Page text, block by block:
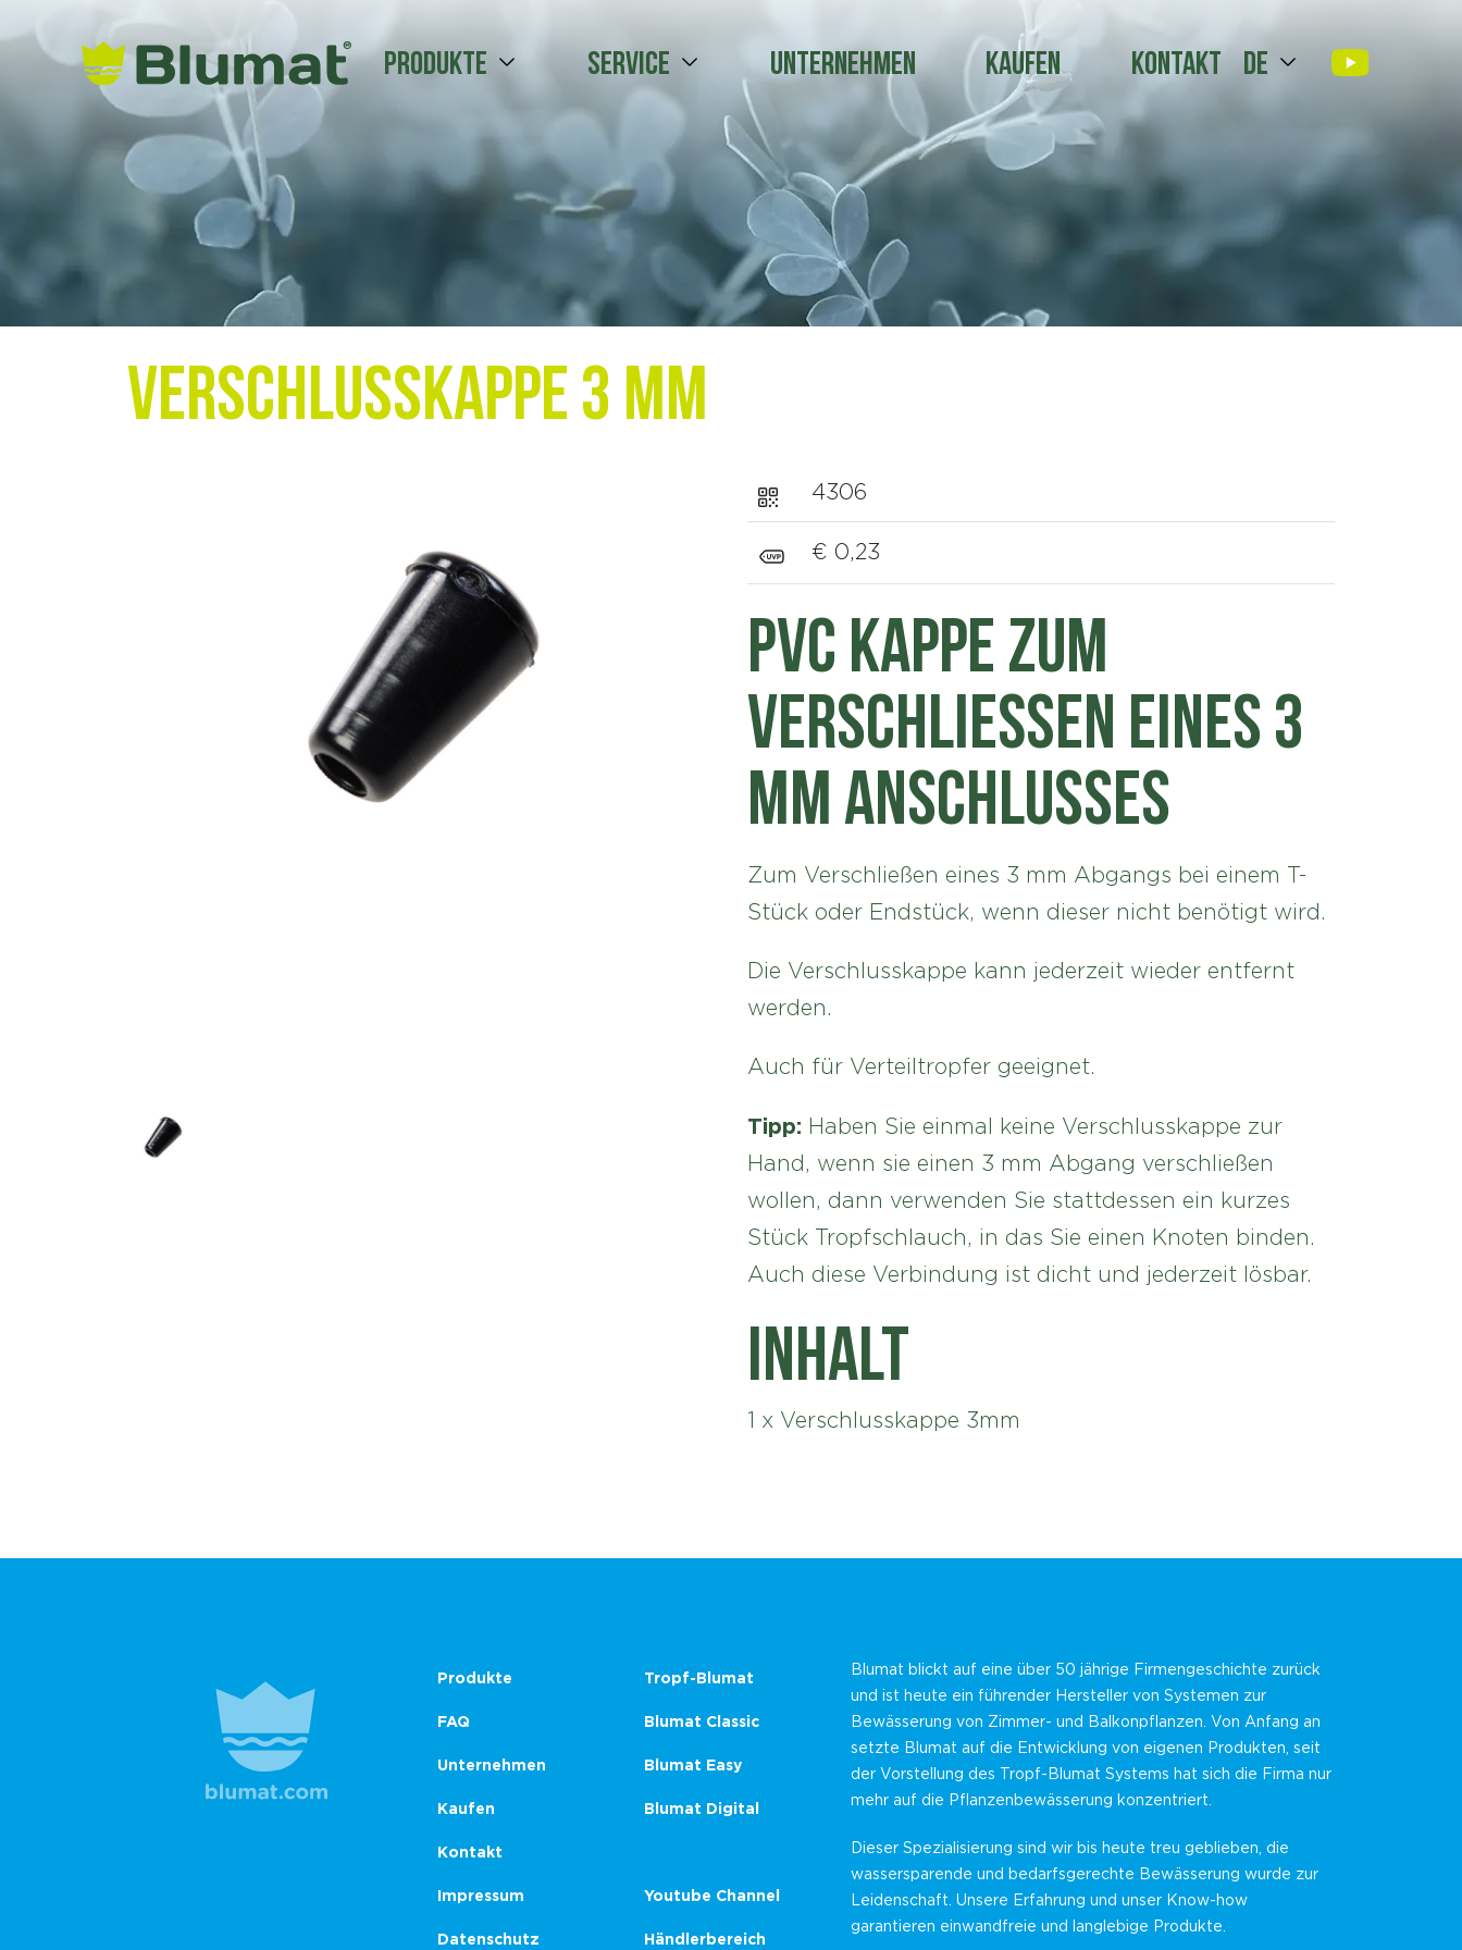
Produkte Service Unternehmen Kaufen Kontakt de
Verschlusskappe 3 mm
4306
€ 0,23
PVC Kappe zum
Verschließen eines 3
mm Anschlusses
Zum Verschließen eines 3 mm Abgangs bei einem T-
Stück oder Endstück, wenn dieser nicht benötigt wird.
Die Verschlusskappe kann jederzeit wieder entfernt
werden.
Auch für Verteiltropfer geeignet.
Tipp: Haben Sie einmal keine Verschlusskappe zur
Hand, wenn sie einen 3 mm Abgang verschließen
wollen, dann verwenden Sie stattdessen ein kurzes
Stück Tropfschlauch, in das Sie einen Knoten binden.
Auch diese Verbindung ist dicht und jederzeit lösbar.
Inhalt
1 x Verschlusskappe 3mm
Produkte
FAQ
Unternehmen
Kaufen
Kontakt
Impressum
Datenschutz
Tropf-Blumat
Blumat Classic
Blumat Easy
Blumat Digital
Youtube Channel
Händlerbereich
Blumat blickt auf eine über 50 jährige Firmengeschichte zurück
und ist heute ein führender Hersteller von Systemen zur
Bewässerung von Zimmer- und Balkonpflanzen. Von Anfang an
setzte Blumat auf die Entwicklung von eigenen Produkten, seit
der Vorstellung des Tropf-Blumat Systems hat sich die Firma nur
mehr auf die Pflanzenbewässerung konzentriert.
Dieser Spezialisierung sind wir bis heute treu geblieben, die
wassersparende und bedarfsgerechte Bewässerung wurde zur
Leidenschaft. Unsere Erfahrung und unser Know-how
garantieren einwandfreie und langlebige Produkte.